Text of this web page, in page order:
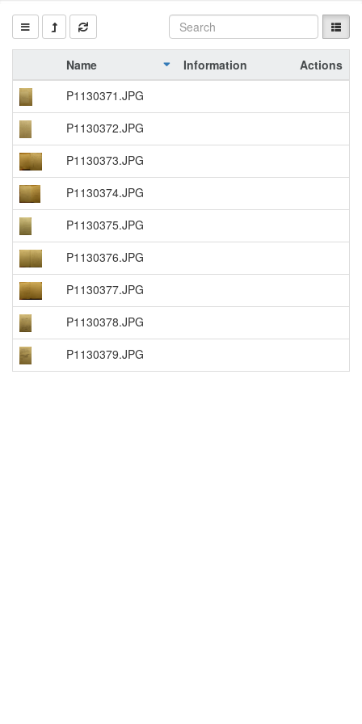
Name Information
Actions
P1130371.JPG
P1130372.JPG
P1130373.JPG
P1130374.JPG
P1130375.JPG
P1130376.JPG
P1130377.JPG
P1130378.JPG
P1130379.JPG